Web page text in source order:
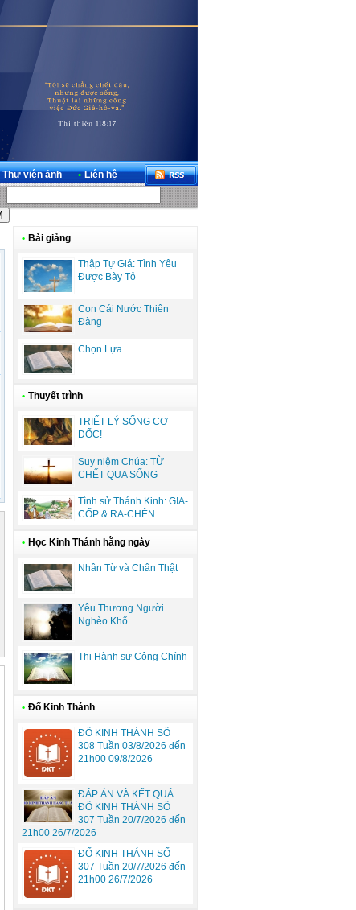
Thư viện ảnh • Liên hệ
• Bài giảng
Thập Tự Giá: Tình Yêu
Được Bày Tỏ
Con Cái Nước Thiên
Đàng
Chọn Lựa
• Thuyết trình
TRIẾT LÝ SỐNG CƠ-
ĐỐC!
Suy niệm Chúa: TỪ
CHẾT QUA SỐNG
Tình sử Thánh Kinh: GIA-
CỐP & RA-CHÊN
• Học Kinh Thánh hằng ngày
Nhân Từ và Chân Thật
Yêu Thương Người
Nghèo Khổ
Thi Hành sự Công Chính
• Đố Kinh Thánh
ĐỐ KINH THÁNH SỐ
308 Tuần 03/8/2026 đến
21h00 09/8/2026
ĐÁP ÁN VÀ KẾT QUẢ
ĐỐ KINH THÁNH SỐ
307 Tuần 20/7/2026 đến
21h00 26/7/2026
ĐỐ KINH THÁNH SỐ
307 Tuần 20/7/2026 đến
21h00 26/7/2026